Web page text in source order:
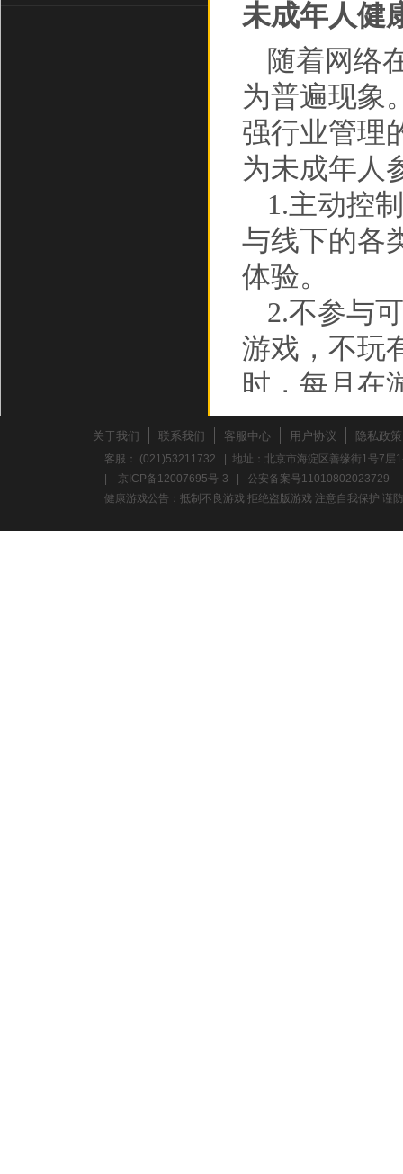
未成年人健
随着网络
为普遍现象
强行业管理
为未成年人
1.主动控
与线下的各
体验。
2.不参与
游戏，不玩
时，每月在
3.不要将
折时，应多
力。
养成积极
关于我们 联系我们 客服中心 用户协议 隐私政策
客服： (021)53211732 | 地址：北京市海淀区善缘街1号7
京ICP备12007695号-3
公安备案号11010802023729
健康游戏公告：抵制不良游戏 拒绝盗版游戏 注意自我保护 谨